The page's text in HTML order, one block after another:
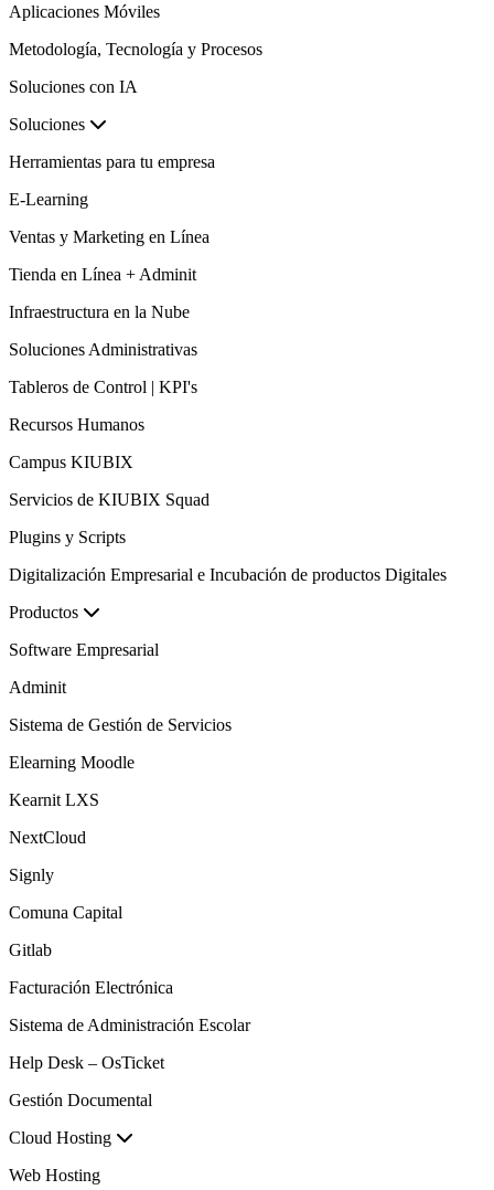
Aplicaciones Móviles
Metodología, Tecnología y Procesos
Soluciones con IA
Soluciones
Herramientas para tu empresa
E-Learning
Ventas y Marketing en Línea
Tienda en Línea + Adminit
Infraestructura en la Nube
Soluciones Administrativas
Tableros de Control | KPI's
Recursos Humanos
Campus KIUBIX
Servicios de KIUBIX Squad
Plugins y Scripts
Digitalización Empresarial e Incubación de productos Digitales
Productos
Software Empresarial
Adminit
Sistema de Gestión de Servicios
Elearning Moodle
Kearnit LXS
NextCloud
Signly
Comuna Capital
Gitlab
Facturación Electrónica
Sistema de Administración Escolar
Help Desk – OsTicket
Gestión Documental
Cloud Hosting
Web Hosting